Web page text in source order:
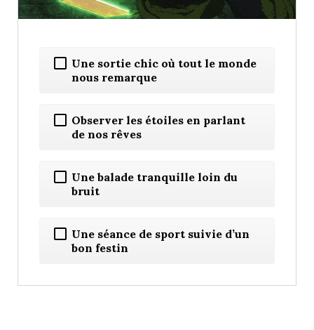
Une sortie chic où tout le monde
nous remarque
Observer les étoiles en parlant
de nos rêves
Une balade tranquille loin du
bruit
Une séance de sport suivie d’un
bon festin